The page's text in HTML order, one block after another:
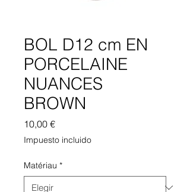
BOL D12 cm EN
PORCELAINE
NUANCES
BROWN
10,00 €Precio
Impuesto incluido
Matériau *